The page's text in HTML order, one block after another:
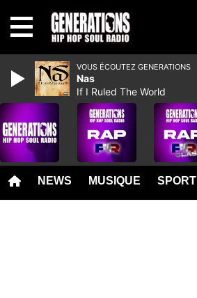
NEWS MUSIQUE SPORT
VOUS ÉCOUTEZ GENERATIONS
Nas
If I Ruled The World